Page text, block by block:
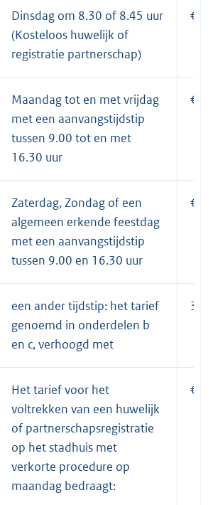
Dinsdag om 8.30 of 8.45 uur
(Kosteloos huwelijk of
registratie partnerschap)
€
Maandag tot en met vrijdag
met een aanvangstijdstip
tussen 9.00 tot en met
16.30 uur
€
Zaterdag, Zondag of een
algemeen erkende feestdag
met een aanvangstijdstip
tussen 9.00 en 16.30 uur
€
een ander tijdstip: het tarief
genoemd in onderdelen b
en c, verhoogd met
Het tarief voor het
voltrekken van een huwelijk
of partnerschapsregistratie
op het stadhuis met
verkorte procedure op
maandag bedraagt:
€